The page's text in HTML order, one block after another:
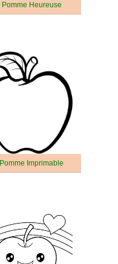
Pomme Heureuse
Pomme Imprimable